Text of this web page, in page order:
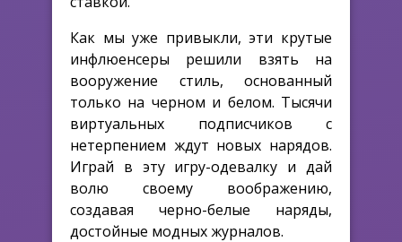
Как мы уже привыкли, эти крутые
инфлюенсеры решили взять на
вооружение стиль, основанный
только на черном и белом. Тысячи
виртуальных подписчиков с
нетерпением ждут новых нарядов.
Играй в эту игру-одевалку и дай
волю своему воображению,
создавая черно-белые наряды,
достойные модных журналов.